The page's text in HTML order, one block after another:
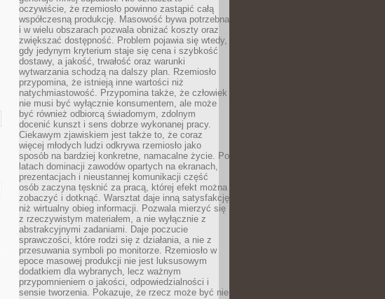
oczywiście, że rzemiosło powinno zastąpić całą
współczesną produkcję. Masowość bywa potrzebna
i w wielu obszarach pozwala obniżać koszty oraz
zwiększać dostępność. Problem pojawia się wtedy,
gdy jedynym kryterium staje się cena i szybkość
dostawy, a jakość, trwałość oraz warunki
wytwarzania schodzą na dalszy plan. Rzemiosło
przypomina, że istnieją inne wartości niż
natychmiastowość. Przypomina także, że człowiek
nie musi być wyłącznie konsumentem, ale może
być również odbiorcą świadomym, zdolnym
docenić kunszt i sens dobrze wykonanej pracy.
Ciekawym zjawiskiem jest także to, że coraz
więcej młodych ludzi odkrywa rzemiosło jako
sposób na bardziej konkretne, namacalne życie. Po
latach dominacji zawodów opartych na ekranach,
prezentacjach i nieustannej komunikacji część
osób zaczyna tęsknić za pracą, której efekt można
zobaczyć i dotknąć. Warsztat daje inną satysfakcję
niż wirtualny obieg informacji. Pozwala mierzyć się
z rzeczywistym materiałem, a nie wyłącznie z
abstrakcyjnymi zadaniami. Daje poczucie
sprawczości, które rodzi się z działania, a nie z
przesuwania symboli po monitorze. Rzemiosło w
epoce masowej produkcji nie jest luksusowym
dodatkiem dla wybranych, lecz ważnym
przypomnieniem o jakości, odpowiedzialności i
sensie tworzenia. Pokazuje, że rzecz może być nie